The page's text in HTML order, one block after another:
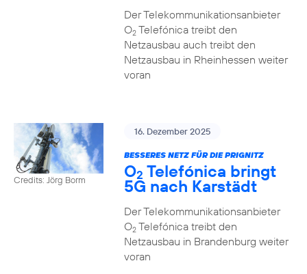
Der Telekommunikationsanbieter
O2Telefónica treibt den
Netzausbau auch treibt den
Netzausbau in Rheinhessen weiter
voran
Credits: Jörg Borm
16. Dezember 2025
BESSERES NETZ FÜR DIE PRIGNITZ
O2 Telefónica bringt
5G nach Karstädt
Der Telekommunikationsanbieter
O2Telefónica treibt den
Netzausbau in Brandenburg weiter
voran